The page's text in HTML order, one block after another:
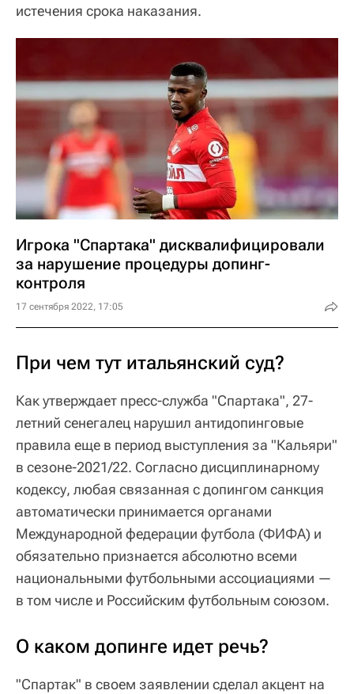
истечения срока наказания.
Игрока "Спартака" дисквалифицировали
за нарушение процедуры допинг-
контроля
17 сентября 2022, 17:05
При чем тут итальянский суд?
Как утверждает пресс-служба "Спартака", 27-
летний сенегалец нарушил антидопинговые
правила еще в период выступления за "Кальяри"
в сезоне-2021/22. Согласно дисциплинарному
кодексу, любая связанная с допингом санкция
автоматически принимается органами
Международной федерации футбола (ФИФА) и
обязательно признается абсолютно всеми
национальными футбольными ассоциациями —
в том числе и Российским футбольным союзом.
О каком допинге идет речь?
"Спартак" в своем заявлении сделал акцент на